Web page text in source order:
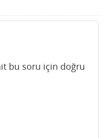
bu soru için doğru